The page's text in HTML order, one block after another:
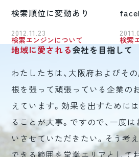
検索順位に変動あり
2012.11.23
検索エンジンについて
検索
地域に愛される会社を目指して
わたしたちは、大阪府およびその
根を張って頑張っている企業の
えています。効果を出すために
ることが大事。ですので、一度
いさせていただきたい。そう考
できる範囲を営業エリアとして